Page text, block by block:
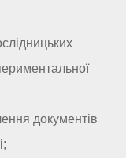
документів